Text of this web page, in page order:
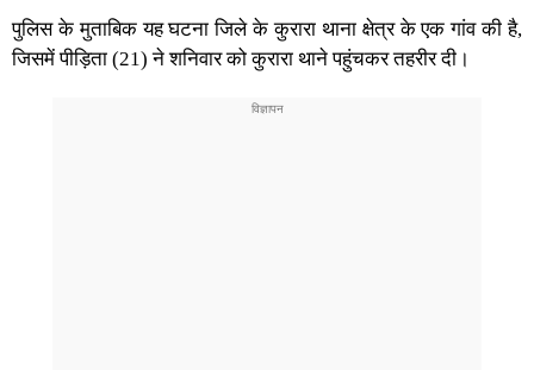
पुलिस के मुताबिक यह घटना जिले के कुरारा थाना क्षेत्र के एक गांव की है,
जिसमें पीड़िता (21) ने शनिवार को कुरारा थाने पहुंचकर तहरीर दी।